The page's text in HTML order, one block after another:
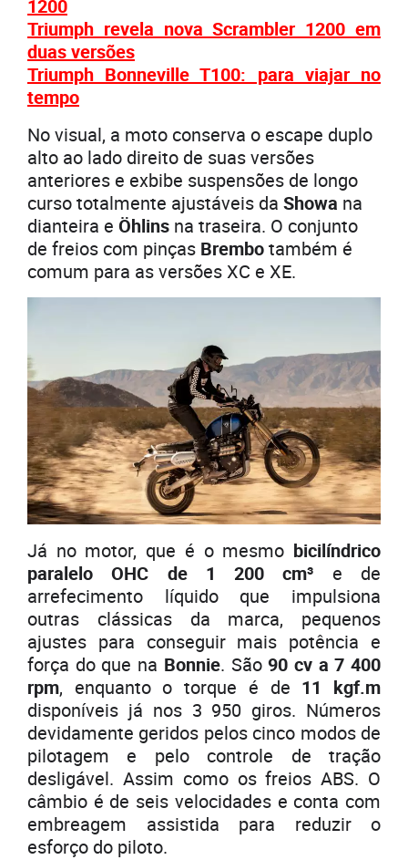
1200
Triumph revela nova Scrambler 1200 em
duas versões
Triumph Bonneville T100: para viajar no
tempo
No visual, a moto conserva o escape duplo
alto ao lado direito de suas versões
anteriores e exbibe suspensões de longo
curso totalmente ajustáveis da Showa na
dianteira e Öhlins na traseira. O conjunto
de freios com pinças Brembotambém é
comum para as versões XC e XE.
Já no motor, que é o mesmo bicilíndrico
paralelo OHC de 1 200 cm³ e de
arrefecimento líquido que impulsiona
outras clássicas da marca, pequenos
ajustes para conseguir mais potência e
força do que na Bonnie. São90 cv a 7 400
rpm, enquanto o torque é de 11 kgf.m
disponíveis já nos 3 950 giros. Números
devidamente geridos pelos cinco modos de
pilotagem e pelo controle de tração
desligável. Assim como os freios ABS. O
câmbio é de seis velocidades e conta com
embreagem assistida para reduzir o
esforço do piloto.